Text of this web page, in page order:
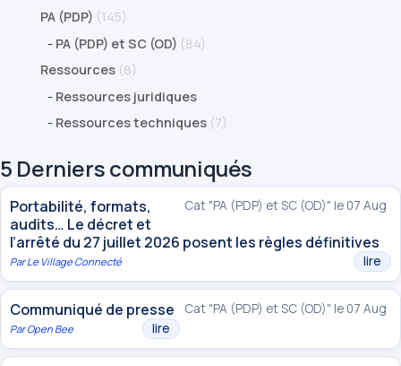
PA (PDP) (145)
- PA (PDP) et SC (OD) (84)
Ressources (8)
- Ressources juridiques
- Ressources techniques (7)
5 Derniers communiqués
Cat "PA (PDP) et SC (OD)" le 07 Aug
Portabilité, formats,
audits… Le décret et
l’arrêté du 27 juillet 2026 posent les règles définitives
lire
ParLe Village Connecté
Cat "PA (PDP) et SC (OD)" le 07 Aug
Communiqué de presse
lire
ParOpen Bee